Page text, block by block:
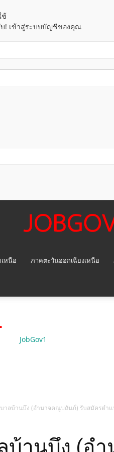
ช้
! เข้าสู่ระบบบัญชีของคุณ
หนือ ภาคตะวันออกเฉียงเหนือ
JobGov1
บาลบ้านบึง (อำนาจคณูปถัมภ์) รับสมัครตำแ
บ้านบึง (อ